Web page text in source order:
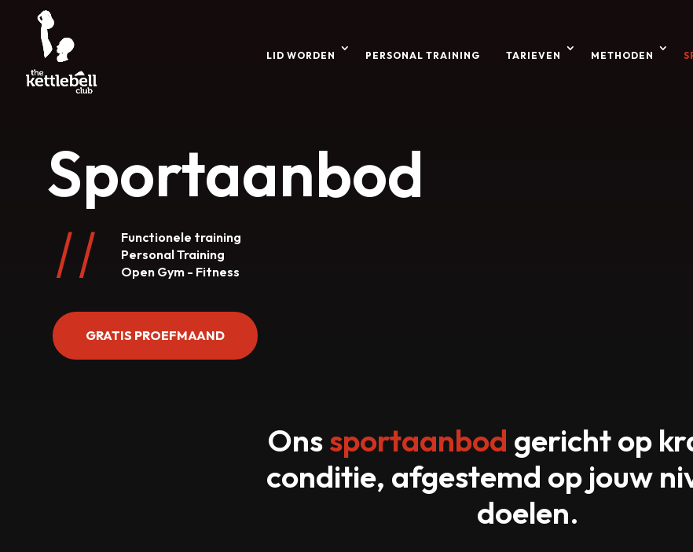
LID WORDEN PERSONAL TRAINING TARIEVEN METHODEN
Sportaanbod
Functionele training
Personal Training
Open Gym - Fitness
GRATIS PROEFMAAND
Onssportaanbod gericht op
conditie, afgestemd op jouw
doelen.